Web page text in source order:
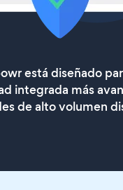
está diseñado
integrada más
de alto volumen